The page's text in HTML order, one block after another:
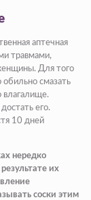
аптечная
травмами,
Для того
смазать
влагалище.
его.
10 дней
нередко
их
соски этим